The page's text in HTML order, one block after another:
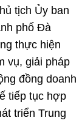
tịch Ủy ban
phố Đà
thực hiện
vụ, giải pháp
đồng doanh
tiếp tục hợp
triển Trung